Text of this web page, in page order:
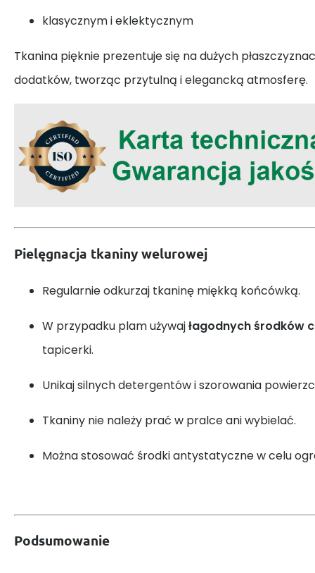
klasycznym i eklektycznym
Tkanina pięknie prezentuje się na dużych
dodatków, tworząc przytulną i elegancką atmosferę.
Pielęgnacja tkaniny welurowej
Regularnie odkurzaj tkaninę miękką końcówką.
W przypadku plam używajłagodnych środków
tapicerki.
Unikaj silnych detergentów i szorowania
Tkaniny nie należy prać w pralce ani wybielać.
Można stosować środki antystatyczne w celu
Podsumowanie